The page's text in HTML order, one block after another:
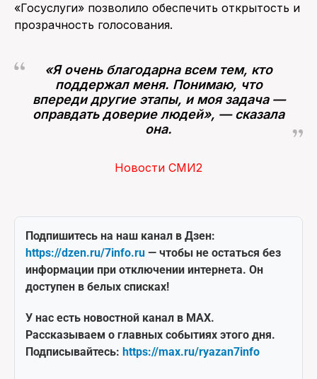
«Госуслуги» позволило обеспечить открытость и
прозрачность голосования.
«Я очень благодарна всем тем, кто
поддержал меня. Понимаю, что
впереди другие этапы, и моя задача —
оправдать доверие людей», — сказала
она.
Новости СМИ2
Подпишитесь на наш канал в Дзен:
https://dzen.ru/7info.ru — чтобы не остаться без
информации при отключении интернета. Он
доступен в белых списках!
У нас есть новостной канал в MAX.
Рассказываем о главных событиях этого дня.
Подписывайтесь: https://max.ru/ryazan7info